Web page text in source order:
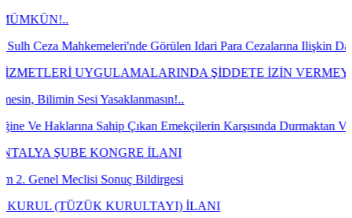
Görülen Idari Para Cezalarına Ilişkin Davaların
ŞİDDETE İZİN VERMEYECEĞİZ!
Yasaklanmasın!..
Sahip Çıkan Emekçilerin Karşısında Durmaktan Vazgeçin!
KONGRE İLANI
Sonuç Bildirgesi
KURULTAYI) İLANI